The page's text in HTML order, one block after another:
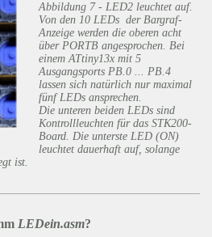
Abbildung 7 - LED2 leuchtet auf.
Von den 10 LEDs der Bargraf-
Anzeige werden die oberen acht
über PORTB angesprochen. Bei
einem ATtiny13x mit 5
Ausgangsports PB.0 ... PB.4
lassen sich natürlich nur maximal
fünf LEDs ansprechen.
Die unteren beiden LEDs sind
Kontrollleuchten für das STK200-
Board. Die unterste LED (ON)
leuchtet dauerhaft auf, solange
ist.
LEDein.asm?